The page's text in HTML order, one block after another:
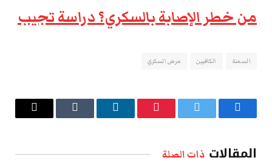
من خطر الإصابة بالسكري؟ دراسة تجيب
السمنة الكافيين مرض السكري
فيسبوك تويتر بينتيريستلينكدإن Tumblr
البريد
المقالات ذات الصلة